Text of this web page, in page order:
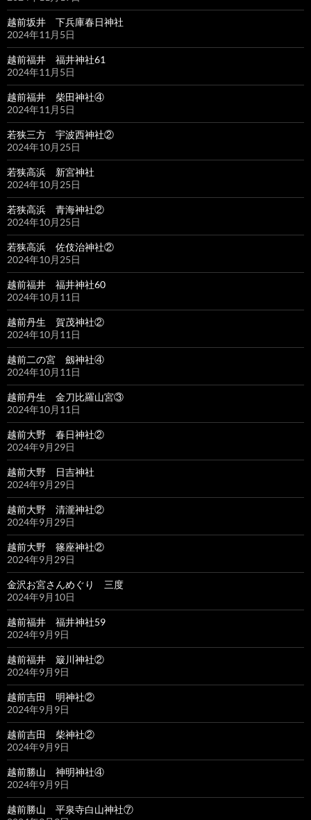
越前坂井 下兵庫春日神社
2024年11月5日
越前福井 福井神社61
2024年11月5日
越前福井 柴田神社④
2024年11月5日
若狭三方 宇波西神社②
2024年10月25日
若狭高浜 新宮神社
2024年10月25日
若狭高浜 青海神社②
2024年10月25日
若狭高浜 佐伎治神社②
2024年10月25日
越前福井 福井神社60
2024年10月11日
越前丹生 賀茂神社②
2024年10月11日
越前二の宮 劔神社④
2024年10月11日
越前丹生 金刀比羅山宮③
2024年10月11日
越前大野 春日神社②
2024年9月29日
越前大野 日吉神社
2024年9月29日
越前大野 清瀧神社②
2024年9月29日
越前大野 篠座神社②
2024年9月29日
金沢お宮さんめぐり 三度
2024年9月10日
越前福井 福井神社59
2024年9月9日
越前福井 簸川神社②
2024年9月9日
越前吉田 明神社②
2024年9月9日
越前吉田 柴神社②
2024年9月9日
越前勝山 神明神社④
2024年9月9日
越前勝山 平泉寺白山神社⑦